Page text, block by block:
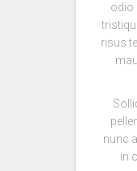
odio
risus
nunc
in